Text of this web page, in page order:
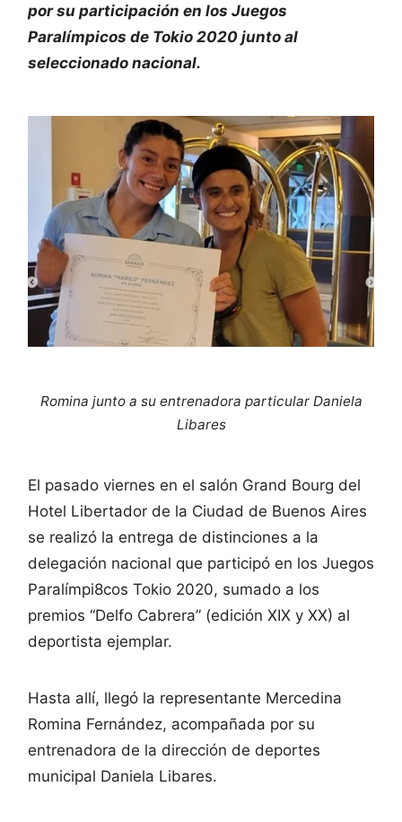
por su participación en los Juegos
Paralímpicos de Tokio 2020 junto al
seleccionado nacional.
Romina junto a su entrenadora particular Daniela
Libares
El pasado viernes en el salón Grand Bourg del
Hotel Libertador de la Ciudad de Buenos Aires
se realizó la entrega de distinciones a la
delegación nacional que participó en los Juegos
Paralímpi8cos Tokio 2020, sumado a los
premios “Delfo Cabrera” (edición XIX y XX) al
deportista ejemplar.
Hasta allí, llegó la representante Mercedina
Romina Fernández, acompañada por su
entrenadora de la dirección de deportes
municipal Daniela Libares.